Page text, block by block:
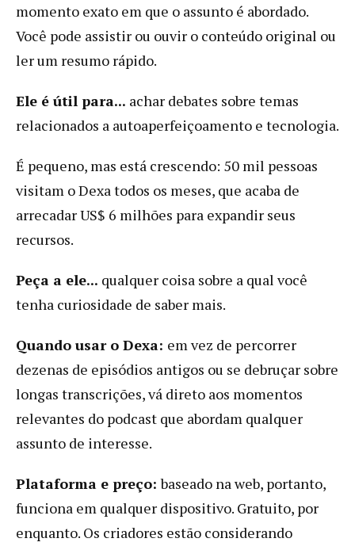
momento exato em que o assunto é abordado.
Você pode assistir ou ouvir o conteúdo original ou
ler um resumo rápido.
Ele é útil para... achar debates sobre temas
relacionados a autoaperfeiçoamento e tecnologia.
É pequeno, mas está crescendo: 50 mil pessoas
visitam o Dexa todos os meses, que acaba de
arrecadar US$ 6 milhões para expandir seus
recursos.
Peça a ele... qualquer coisa sobre a qual você
tenha curiosidade de saber mais.
Quando usar o Dexa: em vez de percorrer
dezenas de episódios antigos ou se debruçar sobre
longas transcrições, vá direto aos momentos
relevantes do podcast que abordam qualquer
assunto de interesse.
Plataforma e preço:baseado na web, portanto,
funciona em qualquer dispositivo. Gratuito, por
enquanto. Os criadores estão considerando